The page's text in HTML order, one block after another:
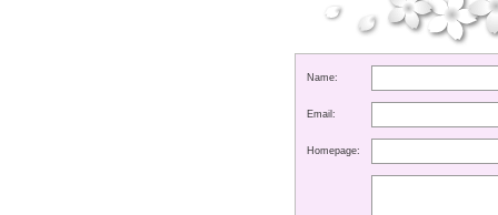
Name:
Email:
Homepage: